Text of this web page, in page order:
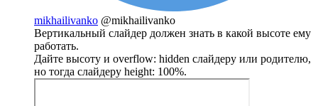
mikhailivanko @mikhailivanko
Вертикальный слайдер должен знать в какой высоте ему
работать.
Дайте высоту и overflow: hidden слайдеру или родителю,
но тогда слайдеру height: 100%.